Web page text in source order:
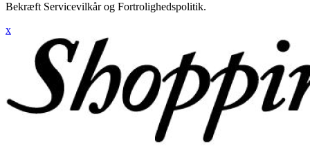
Bekræft Servicevilkår og Fortrolighedspolitik.
x